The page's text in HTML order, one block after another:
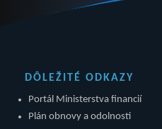
DÔLEŽITÉ ODKAZY
Portál Ministerstva financií
Plán obnovy a odolnosti